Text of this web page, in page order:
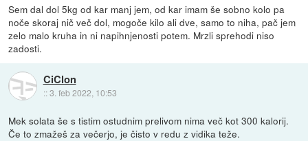
Sem dal dol 5kg od kar manj jem, od kar imam še sobno kolo pa
noče skoraj nič več dol, mogoče kilo ali dve, samo to niha, pač jem
zelo malo kruha in ni napihnjenosti potem. Mrzli sprehodi niso
zadosti.
CiClon
::3. feb 2022, 10:53
Mek solata še s tistim ostudnim prelivom nima več kot 300 kalorij.
Če to zmažeš za večerjo, je čisto v redu z vidika teže.